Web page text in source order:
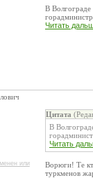
В
Читать
или
Цитата
В
Читать
Ворюги! Те
туркменов